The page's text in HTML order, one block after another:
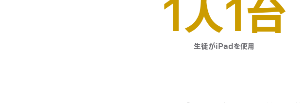
1人1台
生徒がiPadを使用